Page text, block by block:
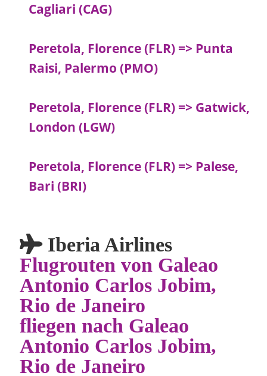
Cagliari (CAG)
Peretola, Florence (FLR) => Punta
Raisi, Palermo (PMO)
Peretola, Florence (FLR) => Gatwick,
London (LGW)
Peretola, Florence (FLR) => Palese,
Bari (BRI)
Iberia Airlines
Flugrouten von Galeao
Antonio Carlos Jobim,
Rio de Janeiro
fliegen nach Galeao
Antonio Carlos Jobim,
Rio de Janeiro